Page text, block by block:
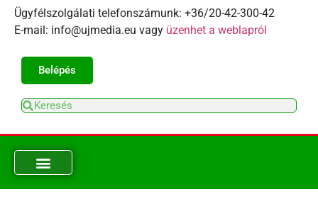
Ügyfélszolgálati telefonszámunk: +36/20-42-300-42
E-mail: info@ujmedia.eu vagy üzenhet a weblapról
Belépés